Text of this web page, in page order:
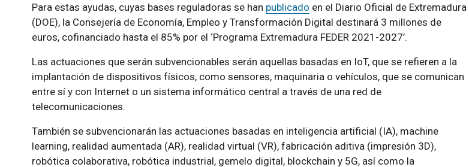
Para estas ayudas, cuyas bases reguladoras se han publicado en el Diario Oficial de Extremadura
(DOE), la Consejería de Economía, Empleo y Transformación Digital destinará 3 millones de
euros, cofinanciado hasta el 85% por el ‘Programa Extremadura FEDER 2021-2027’.
Las actuaciones que serán subvencionables serán aquellas basadas en IoT, que se refieren a la
implantación de dispositivos físicos, como sensores, maquinaria o vehículos, que se comunican
entre sí y con Internet o un sistema informático central a través de una red de
telecomunicaciones.
También se subvencionarán las actuaciones basadas en inteligencia artificial (IA), machine
learning, realidad aumentada (AR), realidad virtual (VR), fabricación aditiva (impresión 3D),
robótica colaborativa, robótica industrial, gemelo digital, blockchain y 5G, así como la